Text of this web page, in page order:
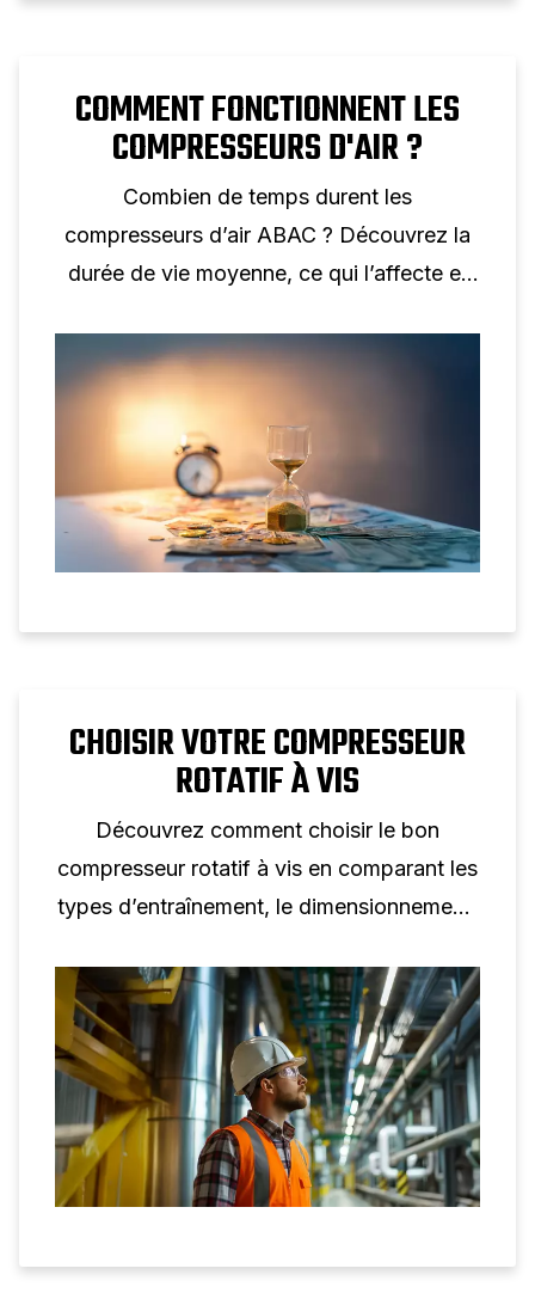
COMMENT FONCTIONNENT LES
COMPRESSEURS D'AIR ?
Combien de temps durent les
compresseurs d’air ABAC ? Découvrez la
durée de vie moyenne, ce qui l’affecte et
une configuration appropriés.
CHOISIR VOTRE COMPRESSEUR
ROTATIF À VIS
Découvrez comment choisir le bon
compresseur rotatif à vis en comparant les
types d’entraînement, le dimensionnement,
votre application.